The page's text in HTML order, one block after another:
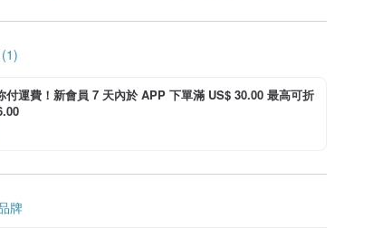
運費！新會員 7 天內於 APP 下單滿 US$ 30.00 最高可折
牌